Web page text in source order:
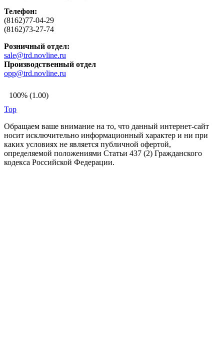
Телефон:
(8162)77-04-29
(8162)73-27-74
Розничный отдел:
sale@trd.novline.ru
Производственный отдел
opp@trd.novline.ru
100% (1.00)
Top
Обращаем ваше внимание на то, что данный интернет-сайт
носит исключительно информационный характер и ни при
каких условиях не является публичной офертой,
определяемой положениями Статьи 437 (2) Гражданского
кодекса Российской Федерации.